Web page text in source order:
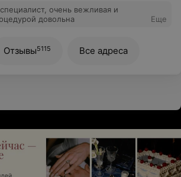
очень вежливая и
довольна
Еще
Отзывы5115 Все адреса